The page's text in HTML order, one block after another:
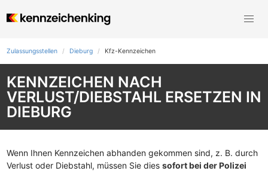
Zulassungsstellen Dieburg Kfz-Kennzeichen
KENNZEICHEN NACH
VERLUST/DIEBSTAHL ERSETZEN IN
DIEBURG
Wenn Ihnen Kennzeichen abhanden gekommen sind, z. B. durch
Verlust oder Diebstahl, müssen Sie dies sofort bei der Polizei